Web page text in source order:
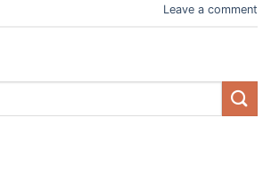
Leave a comment